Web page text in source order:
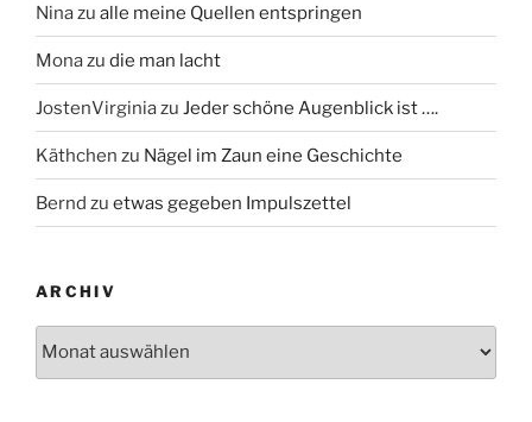
Ninazu alle meine Quellen entspringen
Monazu die man lacht
JostenVirginiazu Jeder schöne Augenblick ist ….
Käthchen zu Nägel im Zaun eine Geschichte
Bernd zu etwas gegeben Impulszettel
ARCHIV